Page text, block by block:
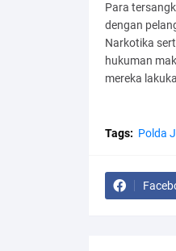
Para
dengan
Narkotika
hukuman
mereka
Tags: Polda